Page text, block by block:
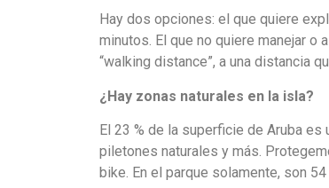
Hay dos opciones: el que quiere
minutos. El que no quiere manejar o
“walking distance”, a una distancia
¿Hay zonas naturales en la isla?
El 23 % de la superficie de Aruba
piletones naturales y más.
bike. En el parque solamente, son